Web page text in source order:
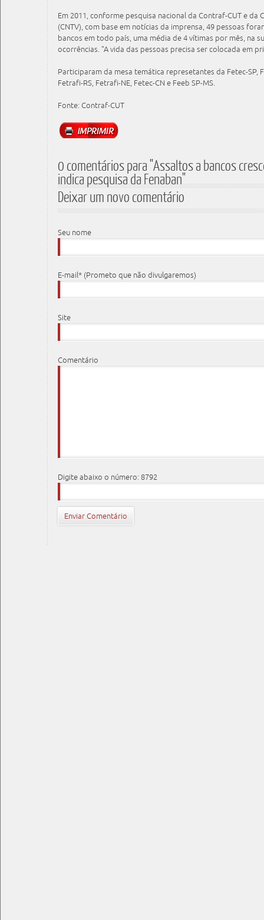
Em 2011, conforme pesquisa nacional da Contraf-CUT e da
(CNTV), com base em notícias da imprensa, 49 pessoas
bancos em todo país, uma média de 4 vítimas por mês, na
ocorrências. "A vida das pessoas precisa ser colocada em
Participaram da mesa temática represetantes da Fetec-SP,
Fetrafi-RS, Fetrafi-NE, Fetec-CN e Feeb SP-MS.
Fonte: Contraf-CUT
0 comentários para "Assaltos a bancos
indica pesquisa da Fenaban"
Deixar um novo comentário
Seu nome
E-mail* (Prometo que não divulgaremos)
Site
Comentário
Digite abaixo o número: 8792